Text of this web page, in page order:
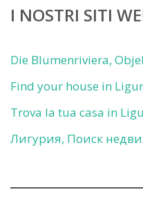
I NOSTRI SITI
Die Blumenriviera,
Find your house in
Trova la tua casa in
Лигурия, Поиск